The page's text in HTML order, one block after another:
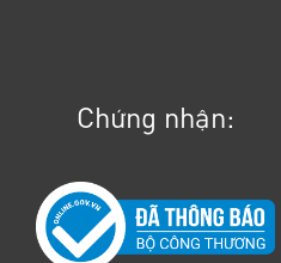
Chứng nhận: